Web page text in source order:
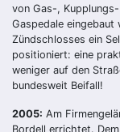
von Gas-,
Gaspedale
Zündschlosses ein
positioniert: eine
weniger auf den
bundesweit Beifall!
2005: Am
Bordell errichtet.